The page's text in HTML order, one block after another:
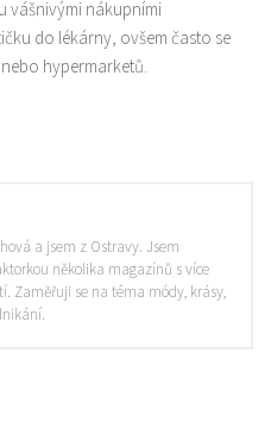
vášnivými nákupními
do lékárny, ovšem často se
hypermarketů.
a jsem z Ostravy. Jsem
několika magazínů s více
Zaměřuji se na téma módy, krásy,